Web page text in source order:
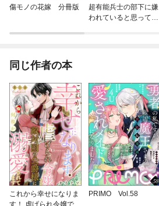
傷モノの花嫁 分冊版
超有能兵士の部下に嫌
われていると思ってた
同じ作者の本
これから幸せになりま
す！ 虐げられ令嬢です
PRIMO Vol.58